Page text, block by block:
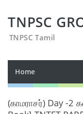
TNPSC
TNPSC Tamil
Home
(காமராசர்) Day -